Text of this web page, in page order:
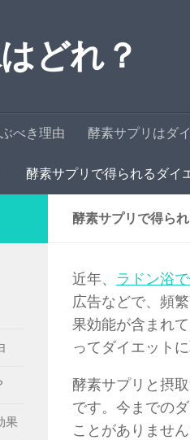
どれ？
べき理由 酵素サプリはダ
酵素サプリで得られるダイ
酵素サプリで得ら
近年、 ラドン浴
広告などで、頻
果効能が含まれ
ってダイエット
酵素サプリと摂
です。今までの
ことがありません
果